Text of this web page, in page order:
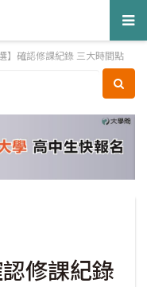
選】確認修課紀錄 三大時間點
認修課紀錄